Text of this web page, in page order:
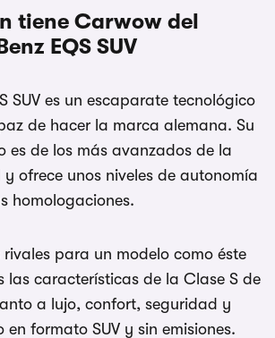
tiene Carwow del
EQS SUV
SUV es un escaparate tecnológico
de hacer la marca alemana. Su
es de los más avanzados de la
ofrece unos niveles de autonomía
homologaciones.
rivales para un modelo como éste
las características de la Clase S de
a lujo, confort, seguridad y
formato SUV y sin emisiones.